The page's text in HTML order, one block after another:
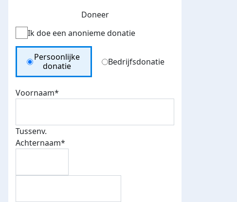
bedankt
Doneer
Ik doe een anonieme donatie
Donation Type
Persoonlijke
donatie
Bedrijfsdonatie
Voornaam*
Tussenv.
Achternaam*